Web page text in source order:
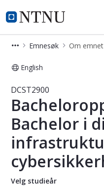
NTNU Hjemmeside
Studier
Emnesøk Om emnet
English
Emne -
DCST2900
Bachelor i
Velg studieår